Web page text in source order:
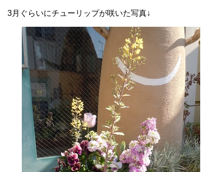
3月ぐらいにチューリップが咲いた写真↓